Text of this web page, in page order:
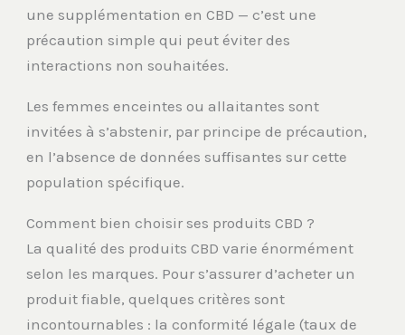
une supplémentation en CBD — c’est une
précaution simple qui peut éviter des
interactions non souhaitées.
Les femmes enceintes ou allaitantes sont
invitées à s’abstenir, par principe de précaution,
en l’absence de données suffisantes sur cette
population spécifique.
Comment bien choisir ses produits CBD ?
La qualité des produits CBD varie énormément
selon les marques. Pour s’assurer d’acheter un
produit fiable, quelques critères sont
incontournables : la conformité légale (taux de